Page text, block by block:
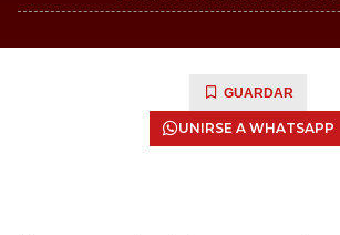
GUARDAR
UNIRSE A WHATSAPP